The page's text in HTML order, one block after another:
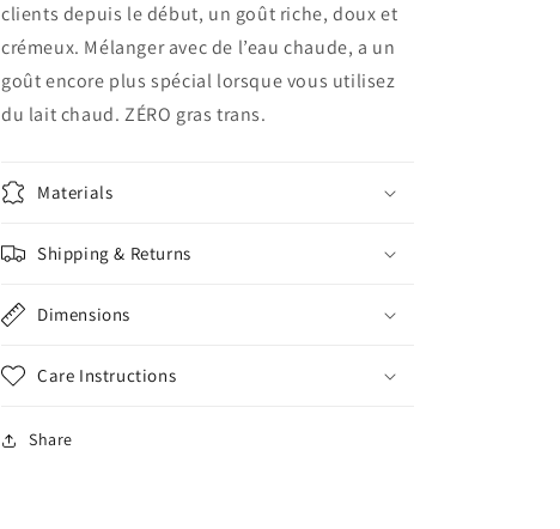
clients depuis le début, un goût riche, doux et
crémeux. Mélanger avec de l’eau chaude, a un
goût encore plus spécial lorsque vous utilisez
du lait chaud. ZÉRO gras trans.
Materials
Shipping & Returns
Dimensions
Care Instructions
Share